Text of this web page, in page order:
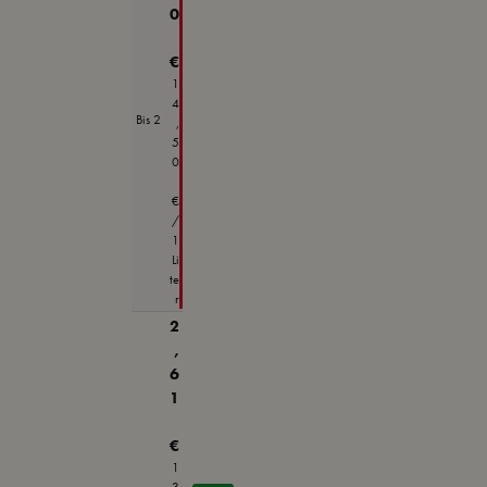
Bis 2
0
€
1
4
,
5
0
€
/
1
Li
te
r
2
,
6
1
€
1